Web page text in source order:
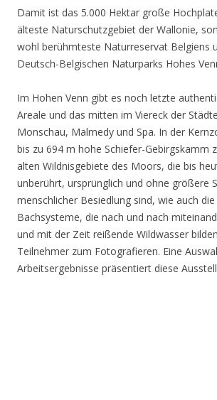
Damit ist das 5.000 Hektar große
älteste Naturschutzgebiet der Wallonie,
wohl berühmteste Naturreservat Belgiens
Deutsch-Belgischen Naturparks Hohes
Im Hohen Venn gibt es noch letzte
Areale und das mitten im Viereck der
Monschau, Malmedy und Spa. In der
bis zu 694 m hohe Schiefer-Gebirgskamm
alten Wildnisgebiete des Moors, die bis
unberührt, ursprünglich und ohne größere
menschlicher Besiedlung sind, wie auch die
Bachsysteme, die nach und nach
und mit der Zeit reißende Wildwasser
Teilnehmer zum Fotografieren. Eine
Arbeitsergebnisse präsentiert diese